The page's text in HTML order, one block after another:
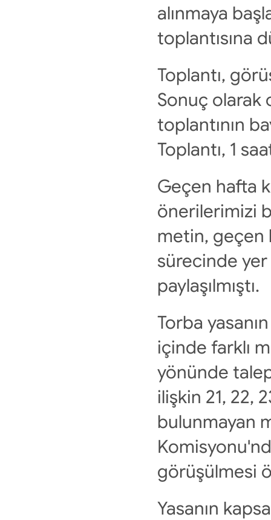
alınmaya
toplantısına
Toplantı,
Sonuç olarak
toplantının
Toplantı, 1
Geçen hafta
önerilerimizi
metin, geçen
sürecinde
paylaşılmıştı.
Torba
içinde farklı
yönünde
ilişkin 21, 22,
bulunmayan
görüşülmesi
Yasanın